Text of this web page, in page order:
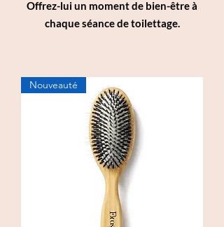
Offrez-lui un moment de bien-être à
chaque séance de toilettage.
Nouveauté